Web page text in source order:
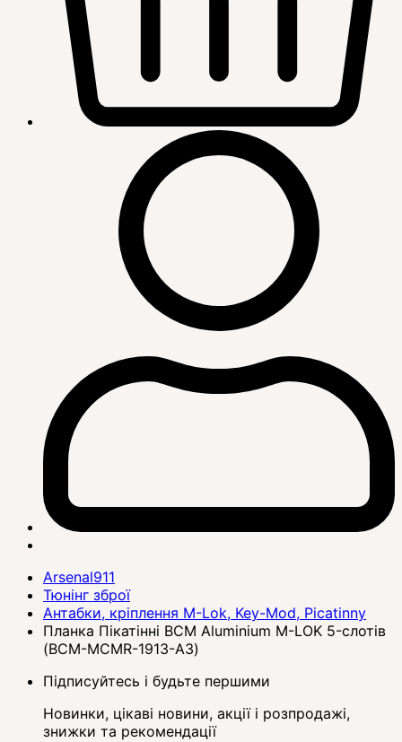
Arsenal911
Тюнінг зброї
Антабки, кріплення M-Lok, Key-Mod, Picatinny
Планка Пікатінні BCM Aluminium M-LOK 5-слотів
(BCM-MCMR-1913-A3)
Підписуйтесь і будьте першими
Новинки, цікаві новини, акції і розпродажі,
знижки та рекомендації